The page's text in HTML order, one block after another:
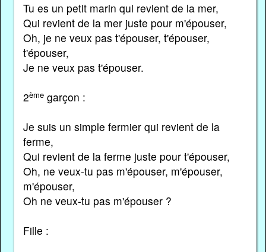
Tu es un petit marin qui revient de la mer,
Qui revient de la mer juste pour m'épouser,
Oh, je ne veux pas t'épouser, t'épouser,
t'épouser,
Je ne veux pas t'épouser.
2èmegarçon :
Je suis un simple fermier qui revient de la
ferme,
Qui revient de la ferme juste pour t'épouser,
Oh, ne veux-tu pas m'épouser, m'épouser,
m'épouser,
Oh ne veux-tu pas m'épouser ?
Fille :